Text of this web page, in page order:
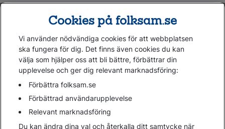
Kundservice
Hjälp
Webbkarta
Cookies
Hantera cookies
Personuppgifter GDPR
Cookies på folksam.se
Vi använder nödvändiga cookies för att webbplatsen
ska fungera för dig. Det finns även cookies du kan
välja som hjälper oss att bli bättre, förbättrar din
upplevelse och ger dig relevant marknadsföring:
Förbättra folksam.se
Förbättrad användarupplevelse
Relevant marknadsföring
Du kan ändra dina val och återkalla ditt samtycke när